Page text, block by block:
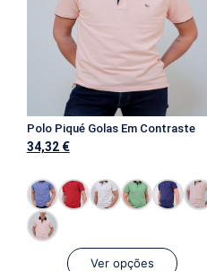
Polo Piqué Golas Em Contraste
34,32 €
Ver opções